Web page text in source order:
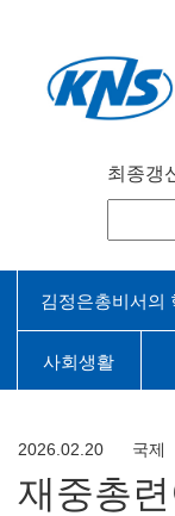
최종갱
김정은총비서의
사회생활
2026.02.20 국제
재중총